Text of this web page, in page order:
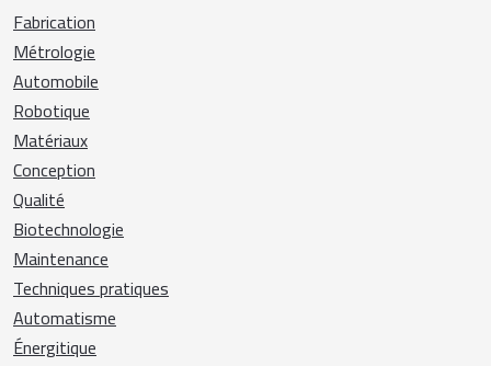
Fabrication
Métrologie
Automobile
Robotique
Matériaux
Conception
Qualité
Biotechnologie
Maintenance
Techniques pratiques
Automatisme
Énergitique